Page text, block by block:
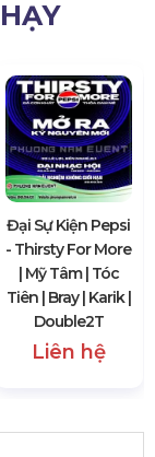
Đại Sự Kiện Pepsi
- Thirsty For More
| Mỹ Tâm | Tóc
Tiên | Bray | Karik |
Double2T
Liên hệ